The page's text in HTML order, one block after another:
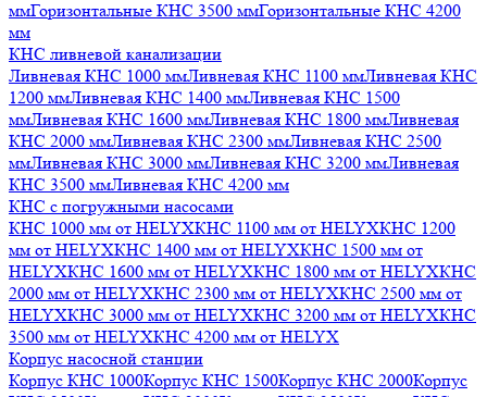
ммГоризонтальные КНС 3500 ммГоризонтальные КНС 4200
мм
КНС ливневой канализации
Ливневая КНС 1000 ммЛивневая КНС 1100 ммЛивневая КНС
1200 ммЛивневая КНС 1400 ммЛивневая КНС 1500
ммЛивневая КНС 1600 ммЛивневая КНС 1800 ммЛивневая
КНС 2000 ммЛивневая КНС 2300 ммЛивневая КНС 2500
ммЛивневая КНС 3000 ммЛивневая КНС 3200 ммЛивневая
КНС 3500 ммЛивневая КНС 4200 мм
КНС с погружными насосами
КНС 1000 мм от HELYXКНС 1100 мм от HELYXКНС 1200
мм от HELYXКНС 1400 мм от HELYXКНС 1500 мм от
HELYXКНС 1600 мм от HELYXКНС 1800 мм от HELYXКНС
2000 мм от HELYXКНС 2300 мм от HELYXКНС 2500 мм от
HELYXКНС 3000 мм от HELYXКНС 3200 мм от HELYXКНС
3500 мм от HELYXКНС 4200 мм от HELYX
Корпус насосной станции
Корпус КНС 1000Корпус КНС 1500Корпус КНС 2000Корпус